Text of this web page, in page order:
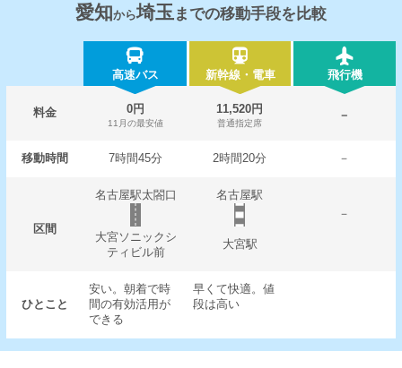
愛知から埼玉 までの移動手段を比較
高速バス 新幹線・電車 飛行機
料金 0円
11月の最安値
11,520円
普通指定席
－
移動時間 7時間45分 2時間20分 －
区間
名古屋駅太閤口
名古屋駅
－
大宮ソニックシ
ティビル前
大宮駅
ひとこと
安い。朝着で時
間の有効活用が
できる
早くて快適。値
段は高い